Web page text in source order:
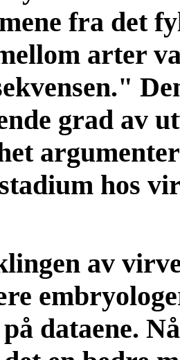
fra det
arter
grad av
hos
av
dataene.